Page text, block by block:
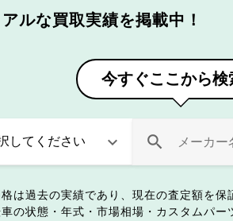
ルな買取実績を掲載中！
今すぐここから検
は過去の実績であり、現在の査定額を保
の状態・年式・市場相場・カスタムパー